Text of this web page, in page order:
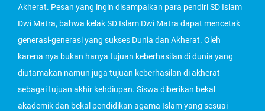
Akherat. Pesan yang ingin disampaikan para pendiri SD Islam
Dwi Matra, bahwa kelak SD Islam Dwi Matra dapat mencetak
generasi-generasi yang sukses Dunia dan Akherat. Oleh
karena nya bukan hanya tujuan keberhasilan di dunia yang
diutamakan namun juga tujuan keberhasilan di akherat
sebagai tujuan akhir kehdiupan. Siswa diberikan bekal
akademik dan bekal pendidikan agama Islam yang sesuai